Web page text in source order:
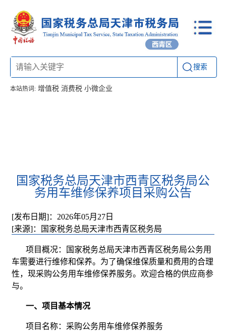
搜索
本站热词: 增值税 消费税 小微企业
国家税务总局天津市西青区税务局公
务用车维修保养项目采购公告
[发布日期]：2026年05月27日
[来源]：国家税务总局天津市西青区税务局
项目概况：国家税务总局天津市西青区税务局公务用
车需要进行维修和保养。为了确保维保质量和费用的合理
性，现采购公务用车维修保养服务。欢迎合格的供应商参
与。
一、项目基本情况
项目名称：采购公务用车维修保养服务